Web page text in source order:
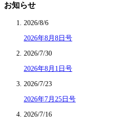
お知らせ
2026/8/6
2026年8月8日号
2026/7/30
2026年8月1日号
2026/7/23
2026年7月25日号
2026/7/16